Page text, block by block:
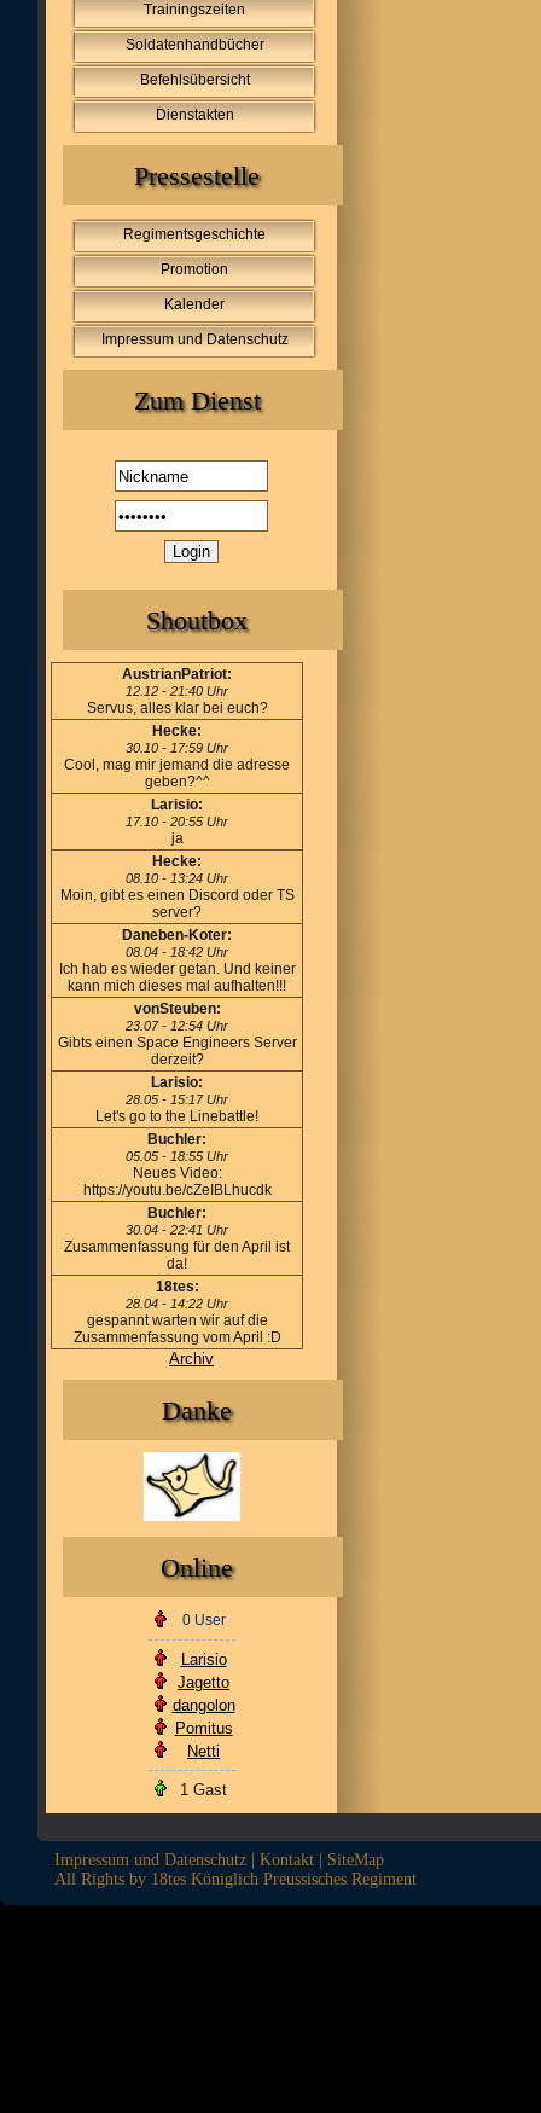
Trainingszeiten
Soldatenhandbücher
Befehlsübersicht
Dienstakten
Pressestelle
Regimentsgeschichte
Promotion
Kalender
Impressum und Datenschutz
Zum Dienst
Shoutbox
AustrianPatriot:
12.12 - 21:40 Uhr
Servus, alles klar bei euch?
Hecke:
30.10 - 17:59 Uhr
Cool, mag mir jemand die adresse
geben?^^
Larisio:
17.10 - 20:55 Uhr
ja
Hecke:
08.10 - 13:24 Uhr
Moin, gibt es einen Discord oder TS
server?
Daneben-Koter:
08.04 - 18:42 Uhr
Ich hab es wieder getan. Und keiner
kann mich dieses mal aufhalten!!!
vonSteuben:
23.07 - 12:54 Uhr
Gibts einen Space Engineers Server
derzeit?
Larisio:
28.05 - 15:17 Uhr
Let's go to the Linebattle!
Buchler:
05.05 - 18:55 Uhr
Neues Video:
https://youtu.be/cZeIBLhucdk
Buchler:
30.04 - 22:41 Uhr
Zusammenfassung für den April ist
da!
18tes:
28.04 - 14:22 Uhr
gespannt warten wir auf die
Zusammenfassung vom April :D
Archiv
Danke
Online
0 User
Larisio
Jagetto
dangolon
Pomitus
Netti
1 Gast
Impressum und Datenschutz Kontakt
SiteMap
All Rights by 18tes Königlich Preussisches Regiment